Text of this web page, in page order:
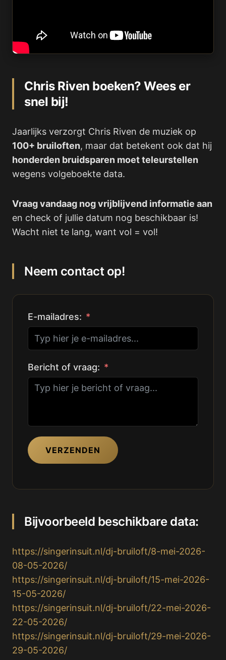
Chris Riven boeken? Wees er
snel bij!
Jaarlijks verzorgt Chris Riven de muziek op
100+ bruiloften, maar dat betekent ook dat hij
honderden bruidsparen moet teleurstellen
wegens volgeboekte data.
Vraag vandaag nog vrijblijvend informatie aan
en check of jullie datum nog beschikbaar is!
Wacht niet te lang, want vol = vol!
Neem contact op!
E-mailadres:
Bericht of vraag:
VERZENDEN
Bijvoorbeeld beschikbare data:
https://singerinsuit.nl/dj-bruiloft/8-mei-2026-
08-05-2026/
https://singerinsuit.nl/dj-bruiloft/15-mei-2026-
15-05-2026/
https://singerinsuit.nl/dj-bruiloft/22-mei-2026-
22-05-2026/
https://singerinsuit.nl/dj-bruiloft/29-mei-2026-
29-05-2026/